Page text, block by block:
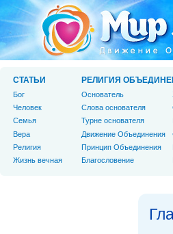
СТАТЬИ
Бог
Человек
Cемья
Вера
Религия
Жизнь вечная
РЕЛИГИЯ
Основатель
Слова основателя
Турне основателя
Движение Объединения
Принцип Объединения
Благословение